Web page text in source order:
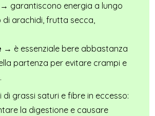
→ garantiscono energia a lungo
di arachidi, frutta secca,
→ è essenziale bere abbastanza
partenza per evitare crampi e
di grassi saturi e fibre in eccesso:
la digestione e causare